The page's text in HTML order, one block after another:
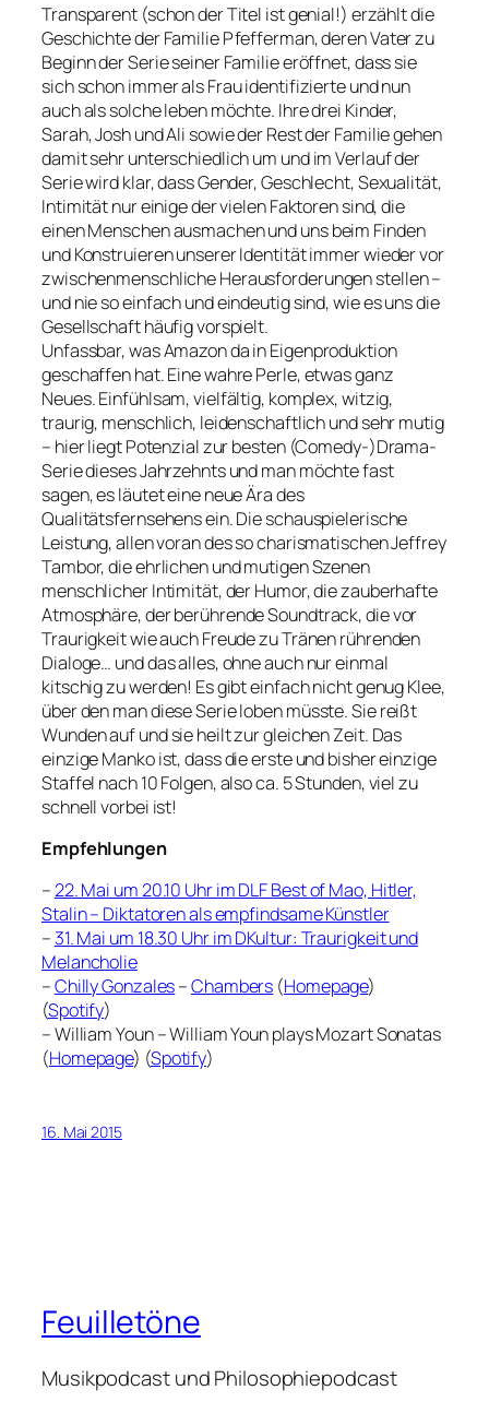
Transparent (schon der Titel ist genial!) erzählt die
Geschichte der Familie Pfefferman, deren Vater zu
Beginn der Serie seiner Familie eröffnet, dass sie
sich schon immer als Frau identifizierte und nun
auch als solche leben möchte. Ihre drei Kinder,
Sarah, Josh und Ali sowie der Rest der Familie gehen
damit sehr unterschiedlich um und im Verlauf der
Serie wird klar, dass Gender, Geschlecht, Sexualität,
Intimität nur einige der vielen Faktoren sind, die
einen Menschen ausmachen und uns beim Finden
und Konstruieren unserer Identität immer wieder vor
zwischenmenschliche Herausforderungen stellen –
und nie so einfach und eindeutig sind, wie es uns die
Gesellschaft häufig vorspielt.
Unfassbar, was Amazon da in Eigenproduktion
geschaffen hat. Eine wahre Perle, etwas ganz
Neues. Einfühlsam, vielfältig, komplex, witzig,
traurig, menschlich, leidenschaftlich und sehr mutig
– hier liegt Potenzial zur besten (Comedy-)Drama-
Serie dieses Jahrzehnts und man möchte fast
sagen, es läutet eine neue Ära des
Qualitätsfernsehens ein. Die schauspielerische
Leistung, allen voran des so charismatischen Jeffrey
Tambor, die ehrlichen und mutigen Szenen
menschlicher Intimität, der Humor, die zauberhafte
Atmosphäre, der berührende Soundtrack, die vor
Traurigkeit wie auch Freude zu Tränen rührenden
Dialoge… und das alles, ohne auch nur einmal
kitschig zu werden! Es gibt einfach nicht genug Klee,
über den man diese Serie loben müsste. Sie reißt
Wunden auf und sie heilt zur gleichen Zeit. Das
einzige Manko ist, dass die erste und bisher einzige
Staffel nach 10 Folgen, also ca. 5 Stunden, viel zu
schnell vorbei ist!
Empfehlungen
–22. Mai um 20.10 Uhr im DLF Best of Mao, Hitler,
Stalin – Diktatoren als empfindsame Künstler
– 31. Mai um 18.30 Uhr im DKultur: Traurigkeit und
Melancholie
–Chilly Gonzales–Chambers (Homepage)
(Spotify)
– William Youn – William Youn plays Mozart Sonatas
(Homepage) (Spotify)
16. Mai 2015
Feuilletöne
Musikpodcast und Philosophiepodcast